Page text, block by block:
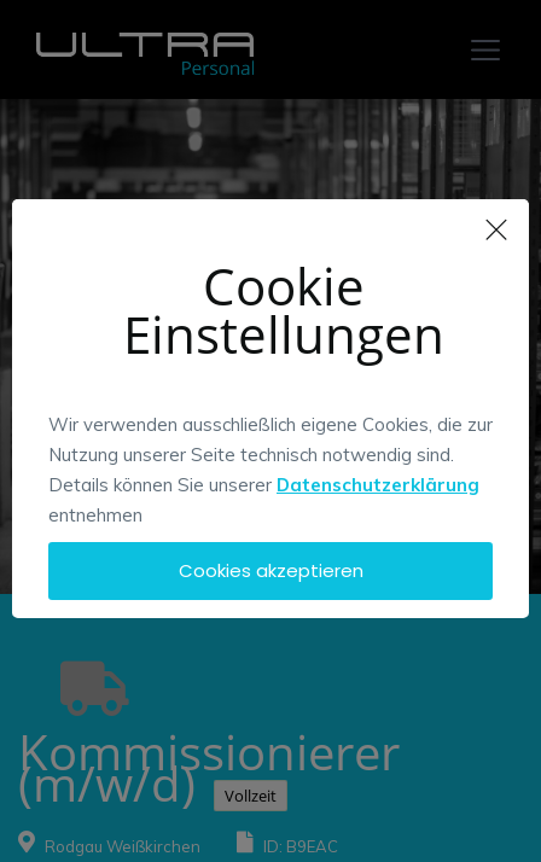
Werde Teil des Ultra-
Teams!
Kommissionierer
(m/w/d) Vollzeit
Rodgau Weißkirchen ID: B9EAC
Cookie
Einstellungen
Wir verwenden ausschließlich eigene Cookies, die zur
Nutzung unserer Seite technisch notwendig sind.
Details können Sie unserer Datenschutzerklärung
entnehmen
Cookies akzeptieren